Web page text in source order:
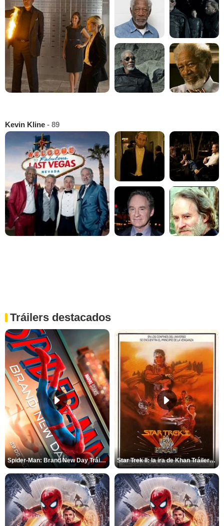
Kevin Kline - 89
Tráilers destacados
Spider-Man: Brand New Day Tráiler (3) Star Trek II: la ira de Khan Tráiler VO